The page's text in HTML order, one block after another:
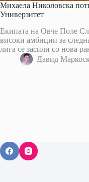
Михаела Николовска
Универзитет
Екипата на Овче Поле
високи амбиции за
лига се засили со нова
Давид